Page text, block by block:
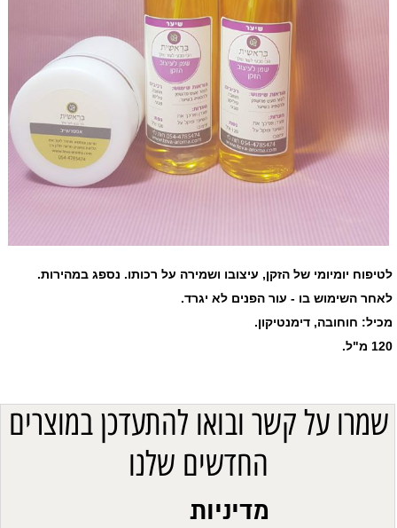
לטיפוח יומיומי של הזקן, עיצובו ושמירה על רכותו. נספג במהירות.
לאחר השימוש בו - עור הפנים לא יגרד.
מכיל: חוחובה, דימנטיקון.
120 מ"ל.
שמרו על קשר ובואו להתעדכן במוצרים
החדשים שלנו
מדיניות